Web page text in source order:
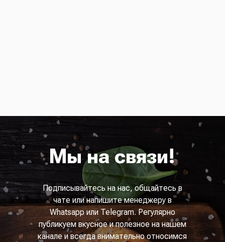
Мы на связи!
Подписывайтесь на нас, общайтесь в
чате или напишите менеджеру в
Whatsapp или Telegram. Регулярно
публикуем вкусное и полезное на нашем
канале и всегда внимательно относимся